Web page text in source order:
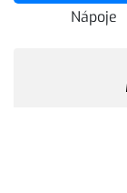
Nápoje